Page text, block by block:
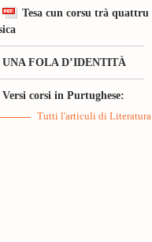
Tesa cun corsu trà quattru
UNA FOLA D’IDENTITÀ
Versi corsi in Purtughese:
Tutti l'articuli di Literatura